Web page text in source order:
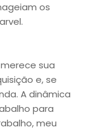
os
sua
e, se
A dinâmica
para
meu